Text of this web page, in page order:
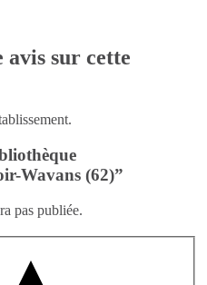
avis sur cette
Wavans (62)”
pas publiée.